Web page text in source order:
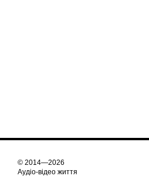
© 2014—2026
Аудіо-відео життя